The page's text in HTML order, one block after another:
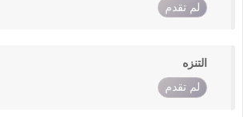
لم تقدم
التنزه
لم تقدم